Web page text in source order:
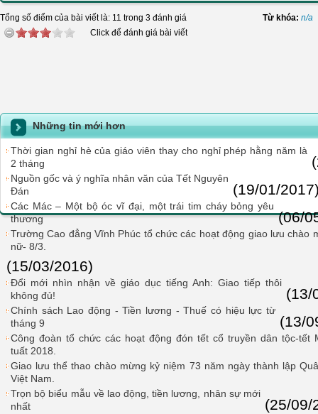
Tổng số điểm của bài viết là: 11 trong 3 đánh giá
Click để đánh giá bài viết
Từ khóa: n/a
Những tin mới hơn
Thời gian nghỉ hè của giáo viên thay cho nghỉ phép hằng năm là
2 tháng
Nguồn gốc và ý nghĩa nhân văn của Tết Nguyên
Đán
(19/01/
Các Mác – Một bộ óc vĩ đại, một trái tim cháy bỏng yêu
thương
(06/
Trường Cao đẳng Vĩnh Phúc tổ chức các hoạt động giao lưu chào
nữ- 8/3.
(15/03/2016)
Đổi mới nhìn nhận về giáo dục tiếng Anh: Giao tiếp thôi
không đủ!
(13/
Chính sách Lao động - Tiền lương - Thuế có hiệu lực từ
tháng 9
(13/
Công đoàn tổ chức các hoạt động đón tết cổ truyền dân tộc-tết
tuất 2018.
Giao lưu thể thao chào mừng kỷ niệm 73 năm ngày thành lập
Việt Nam.
Trọn bộ biểu mẫu về lao động, tiền lương, nhân sự mới
nhất
(25/09/